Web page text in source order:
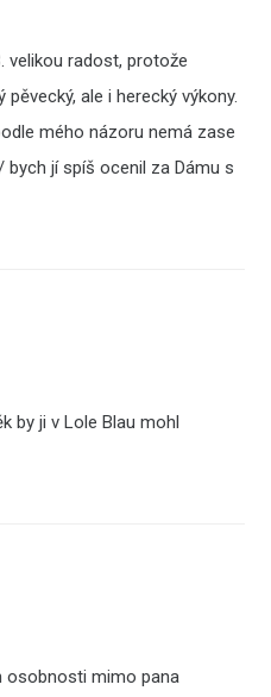
velikou radost, protože
ale i herecký výkony.
mého názoru nemá zase
jí spíš ocenil za Dámu s
by ji v Lole Blau mohl
osobnosti mimo pana